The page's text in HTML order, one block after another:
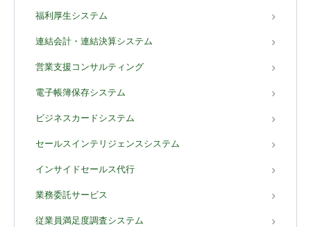
福利厚生システム
連結会計・連結決算システム
営業支援コンサルティング
電子帳簿保存システム
ビジネスカードシステム
セールスインテリジェンスシステム
インサイドセールス代行
業務委託サービス
従業員満足度調査システム